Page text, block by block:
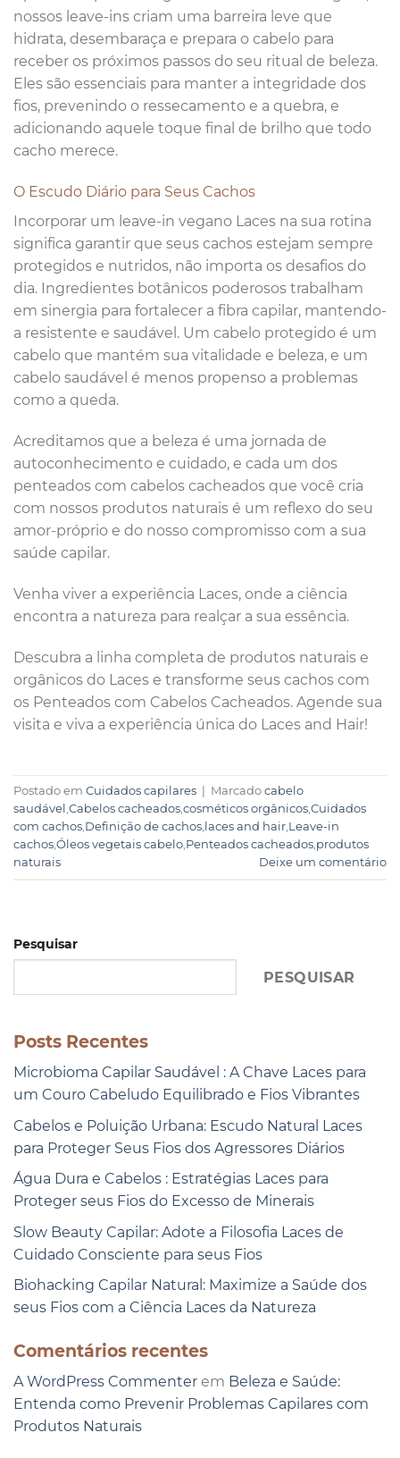
Pesquisar
PESQUISAR
Posts Recentes
Microbioma Capilar Saudável : A Chave Laces para
um Couro Cabeludo Equilibrado e Fios Vibrantes
Cabelos e Poluição Urbana: Escudo Natural Laces
para Proteger Seus Fios dos Agressores Diários
Água Dura e Cabelos : Estratégias Laces para
Proteger seus Fios do Excesso de Minerais
Slow Beauty Capilar: Adote a Filosofia Laces de
Cuidado Consciente para seus Fios
Biohacking Capilar Natural: Maximize a Saúde dos
seus Fios com a Ciência Laces da Natureza
Comentários recentes
A WordPress Commenter em Beleza e Saúde:
Entenda como Prevenir Problemas Capilares com
Produtos Naturais
nossos leave-ins criam uma barreira leve que
hidrata, desembaraça e prepara o cabelo para
receber os próximos passos do seu ritual de beleza.
Eles são essenciais para manter a integridade dos
fios, prevenindo o ressecamento e a quebra, e
adicionando aquele toque final de brilho que todo
cacho merece.
O Escudo Diário para Seus Cachos
Incorporar um leave-in vegano Laces na sua rotina
significa garantir que seus cachos estejam sempre
protegidos e nutridos, não importa os desafios do
dia. Ingredientes botânicos poderosos trabalham
em sinergia para fortalecer a fibra capilar, mantendo-
a resistente e saudável. Um cabelo protegido é um
cabelo que mantém sua vitalidade e beleza, e um
cabelo saudável é menos propenso a problemas
como a queda.
Acreditamos que a beleza é uma jornada de
autoconhecimento e cuidado, e cada um dos
penteados com cabelos cacheados que você cria
com nossos produtos naturais é um reflexo do seu
amor-próprio e do nosso compromisso com a sua
saúde capilar.
Venha viver a experiência Laces, onde a ciência
encontra a natureza para realçar a sua essência.
Descubra a linha completa de produtos naturais e
orgânicos do Laces e transforme seus cachos com
os Penteados com Cabelos Cacheados. Agende sua
visita e viva a experiência única do Laces and Hair!
Postado em Cuidados capilares Marcado cabelo
saudável Cabelos cacheados cosméticos orgânicos Cuidados
com cachos Definição de cachos laces and hair Leave-in
cachos Óleos vegetais cabelo Penteados cacheados produtos
naturais
Deixe um comentário